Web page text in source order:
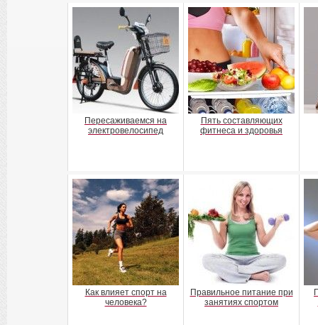
Пересаживаемся на
электровелосипед
Пять составляющих
фитнеса и здоровья
Как влияет спорт на
человека?
Правильное питание при
занятиях спортом